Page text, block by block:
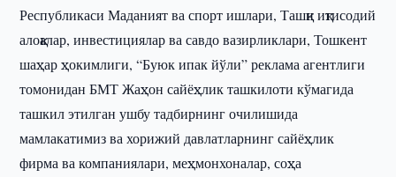
Республикаси Маданият ва спорт ишлари, Ташқи иқтисодий
алоқалар, инвестициялар ва савдо вазирликлари, Тошкент
шаҳар ҳокимлиги, “Буюк ипак йўли” реклама агентлиги
томонидан БМТ Жаҳон сайёҳлик ташкилоти кўмагида
ташкил этилган ушбу тадбирнинг очилишида
мамлакатимиз ва хорижий давлатларнинг сайёҳлик
фирма ва компаниялари, меҳмонхоналар, соҳа